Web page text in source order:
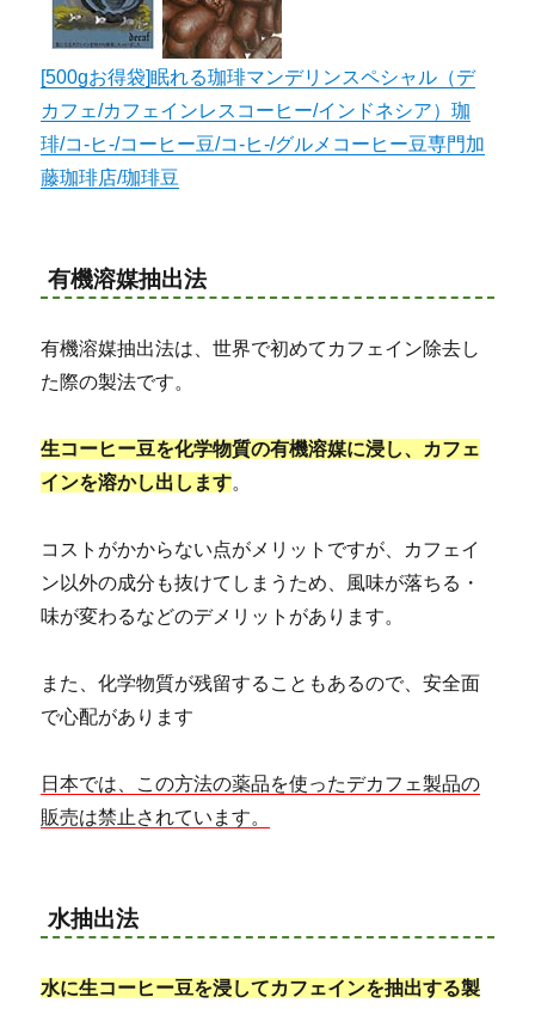
[500gお得袋]眠れる珈琲マンデリンスペシャル（デ
カフェ/カフェインレスコーヒー/インドネシア）珈
琲/コ-ヒ-/コーヒー豆/コ-ヒ-/グルメコーヒー豆専門加
藤珈琲店/珈琲豆
有機溶媒抽出法
有機溶媒抽出法は、世界で初めてカフェイン除去し
た際の製法です。
生コーヒー豆を化学物質の有機溶媒に浸し、カフェ
インを溶かし出します。
コストがかからない点がメリットですが、カフェイ
ン以外の成分も抜けてしまうため、風味が落ちる・
味が変わるなどのデメリットがあります。
また、化学物質が残留することもあるので、安全面
で心配があります
日本では、この方法の薬品を使ったデカフェ製品の
販売は禁止されています。
水抽出法
水に生コーヒー豆を浸してカフェインを抽出する製